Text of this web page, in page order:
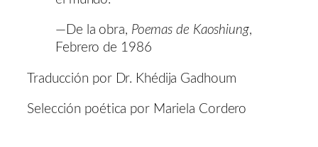
—De la obra, Poemas de Kaoshiung,
Febrero de 1986
Traducción por Dr. Khédija Gadhoum
Selección poética por Mariela Cordero